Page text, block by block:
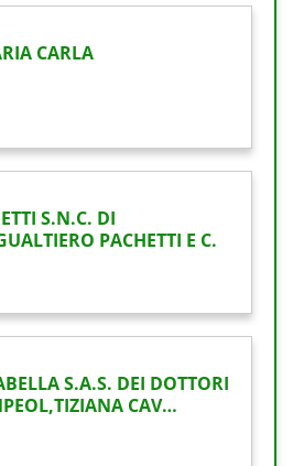
CARLA
S.N.C. DI
PACHETTI E C.
S.A.S. DEI DOTTORI
CAV…